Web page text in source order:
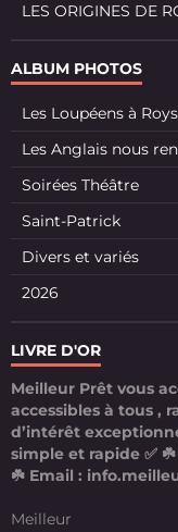
LES ORIGINES DE
ALBUM PHOTOS
Les Loupéens à
Les Anglais nous
Soirées Théâtre
Saint-Patrick
Divers et variés
2026
LIVRE D'OR
Meilleur Prêt vous
accessibles à tous ,
d’intérêt
simple et rapide ✅
☘️ Email :
Meilleur